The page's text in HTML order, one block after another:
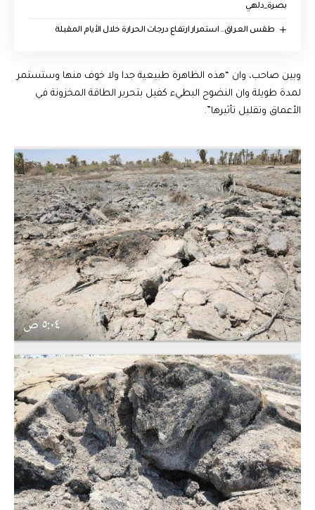
بصرة_دلهي
طقس العراق.. استمرار ارتفاع درجات الحرارة خلال الأيام المقبلة
وبين صاحب، وان “هذه الظاهرة طبيعية جدا ولا خوف منها وستستمر
لمدة طويلة وان النضوح البطيء كفيل بتحرير الطاقة المخزونة في
الأعماق وتقليل تأثيرها”.